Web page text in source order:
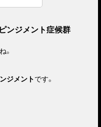
ンジメント症候群
。
ジメントです。